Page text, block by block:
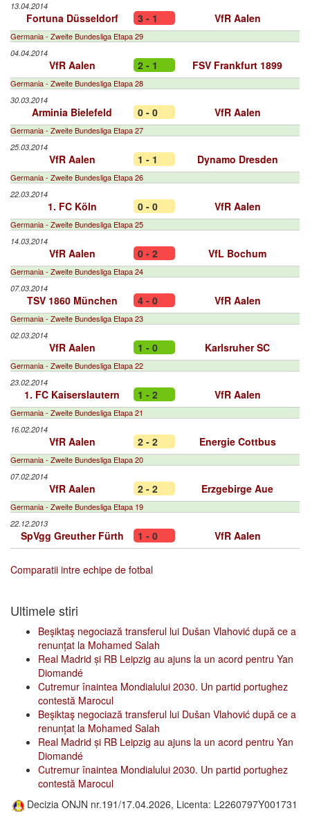
13.04.2014
Fortuna Düsseldorf 3 - 1 VfR Aalen
Germania - Zweite Bundesliga Etapa 29
04.04.2014
VfR Aalen 2 - 1 FSV Frankfurt 1899
Germania - Zweite Bundesliga Etapa 28
30.03.2014
Arminia Bielefeld 0 - 0 VfR Aalen
Germania - Zweite Bundesliga Etapa 27
25.03.2014
VfR Aalen 1 - 1 Dynamo Dresden
Germania - Zweite Bundesliga Etapa 26
22.03.2014
1. FC Köln 0 - 0 VfR Aalen
Germania - Zweite Bundesliga Etapa 25
14.03.2014
VfR Aalen 0 - 2 VfL Bochum
Germania - Zweite Bundesliga Etapa 24
07.03.2014
TSV 1860 München 4 - 0 VfR Aalen
Germania - Zweite Bundesliga Etapa 23
02.03.2014
VfR Aalen 1 - 0 Karlsruher SC
Germania - Zweite Bundesliga Etapa 22
23.02.2014
1. FC Kaiserslautern 1 - 2 VfR Aalen
Germania - Zweite Bundesliga Etapa 21
16.02.2014
VfR Aalen 2 - 2 Energie Cottbus
Germania - Zweite Bundesliga Etapa 20
07.02.2014
VfR Aalen 2 - 2 Erzgebirge Aue
Germania - Zweite Bundesliga Etapa 19
22.12.2013
SpVgg Greuther Fürth 1 - 0 VfR Aalen
Comparatii intre echipe de fotbal
Ultimele stiri
Beşiktaş negociază transferul lui Dušan Vlahović după ce a
renunțat la Mohamed Salah
Real Madrid și RB Leipzig au ajuns la un acord pentru Yan
Diomandé
Cutremur înaintea Mondialului 2030. Un partid portughez
contestă Marocul
Beşiktaş negociază transferul lui Dušan Vlahović după ce a
renunțat la Mohamed Salah
Real Madrid și RB Leipzig au ajuns la un acord pentru Yan
Diomandé
Cutremur înaintea Mondialului 2030. Un partid portughez
contestă Marocul
Decizia ONJN nr.191/17.04.2026, Licenta: L2260797Y001731